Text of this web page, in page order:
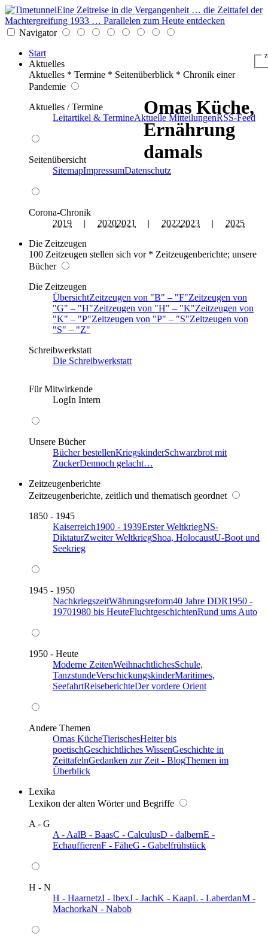
Eine Zeitreise in die Vergangenheit … die Zeittafel der
Machtergreifung 1933 … Parallelen zum Heute entdecken
Navigator
Start
Aktuelles
Aktuelles * Termine * Seitenüberblick * Chronik einer
Pandemie
Aktuelles / Termine
Leitartikel & TermineAktuelle MitteilungenRSS-Feed
Seitenübersicht
SitemapImpressumDatenschutz
Corona-Chronik
2019 | 20202021 | 20222023 | 2025
Die Zeitzeugen
100 Zeitzeugen stellen sich vor * Zeitzeugenberichte; unsere
Bücher
Die Zeitzeugen
ÜbersichtZeitzeugen von B – F Zeitzeugen von
G
– H Zeitzeugen von H – K Zeitzeugen von
K
– P Zeitzeugen von P – S Zeitzeugen von
S
–
Z
Schreibwerkstatt
Die Schreibwerkstatt
Für Mitwirkende
LogIn Intern
Unsere Bücher
Bücher bestellenKriegskinderSchwarzbrot mit
ZuckerDennoch gelacht…
Zeitzeugenberichte
Zeitzeugenberichte, zeitlich und thematisch geordnet
1850 - 1945
Kaiserreich1900 - 1939Erster WeltkriegNS-
DiktaturZweiter WeltkriegShoa, HolocaustU-Boot und
Seekrieg
1945 - 1950
NachkriegszeitWährungsreform40 Jahre DDR1950 -
19701980 bis HeuteFluchtgeschichtenRund ums Auto
1950 - Heute
Moderne ZeitenWeihnachtlichesSchule,
TanzstundeVerschickungskinderMaritimes,
SeefahrtReiseberichteDer vordere Orient
Andere Themen
Omas KücheTierischesHeiter bis
poetischGeschichtliches WissenGeschichte in
ZeittafelnGedanken zur Zeit - BlogThemen im
Überblick
Lexika
Lexikon der alten Wörter und Begriffe
A - G
A - AalB - BaasC - CalculusD - dalbernE -
EchauffierenF - FäheG - Gabelfrühstück
H - N
H - HaarnetzI - IbexJ - JachK - KaapL - LaberdanM -
MachorkaN - Nabob
Omas Küche,
Ernährung
damals